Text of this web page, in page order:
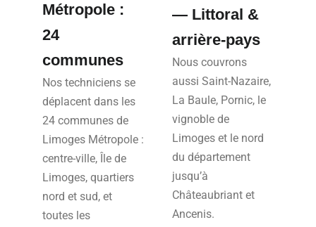
Métropole :
24
communes
Nos techniciens se
déplacent dans les
24 communes de
Limoges Métropole :
centre-ville, Île de
Limoges, quartiers
nord et sud, et
toutes les
— Littoral &
arrière-pays
Nous couvrons
aussi Saint-Nazaire,
La Baule, Pornic, le
vignoble de
Limoges et le nord
du département
jusqu’à
Châteaubriant et
Ancenis.